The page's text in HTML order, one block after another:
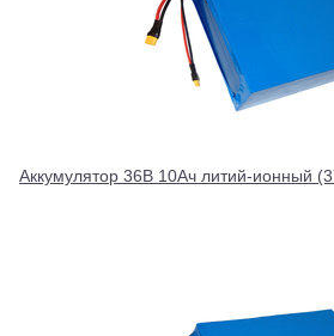
Аккумулятор 36В 10Ач литий-ионный